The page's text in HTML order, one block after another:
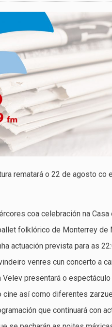
rematará o 22 de agosto co
coa celebración na Casa
folklórico de Monterrey de
actuación prevista para as
venres cun concerto a
presentará o espectáculo
cine así como diferentes
que continuará con